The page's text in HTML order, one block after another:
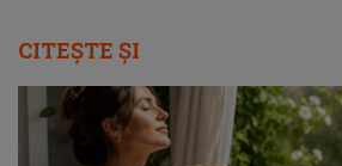
CITEȘTE ȘI